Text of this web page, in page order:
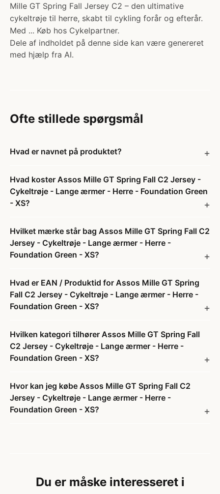
Mille GT Spring Fall Jersey C2 – den ultimative
cykeltrøje til herre, skabt til cykling forår og efterår.
Med ... Køb hos Cykelpartner.
Dele af indholdet på denne side kan være genereret
med hjælp fra AI.
Ofte stillede spørgsmål
Hvad er navnet på produktet?
Hvad koster Assos Mille GT Spring Fall C2 Jersey -
Cykeltrøje - Lange ærmer - Herre - Foundation Green
- XS?
Hvilket mærke står bag Assos Mille GT Spring Fall C2
Jersey - Cykeltrøje - Lange ærmer - Herre -
Foundation Green - XS?
Hvad er EAN / Produktid for Assos Mille GT Spring
Fall C2 Jersey - Cykeltrøje - Lange ærmer - Herre -
Foundation Green - XS?
Hvilken kategori tilhører Assos Mille GT Spring Fall
C2 Jersey - Cykeltrøje - Lange ærmer - Herre -
Foundation Green - XS?
Hvor kan jeg købe Assos Mille GT Spring Fall C2
Jersey - Cykeltrøje - Lange ærmer - Herre -
Foundation Green - XS?
Du er måske interesseret i